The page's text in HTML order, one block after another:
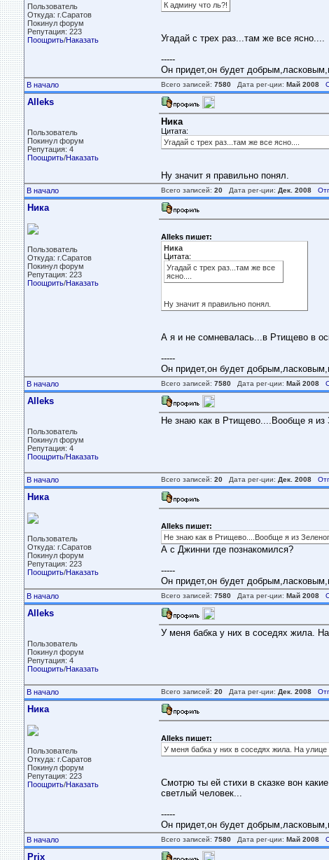
Пользователь
Откуда: г.Саратов
Покинул форум
Репутация: 223
Поощрить/Наказать
К админу что ль?!
Угадай с трех раз...там же все ясно....
-----
Он придет,он будет
В начало Всего записей: 7580 Дата рег-ции: Май 2008
Alleks
Пользователь
Покинул форум
Репутация: 4
Поощрить/Наказать
Ника
Цитата:
Угадай с трех раз...там же все ясно....
Ну значит я правильно понял.
В начало Всего записей: 20 Дата рег-ции: Дек. 2008
Ника
Пользователь
Откуда: г.Саратов
Покинул форум
Репутация: 223
Поощрить/Наказать
Alleks пишет:
Ника
Цитата:
Угадай с трех раз...там же все
ясно....
Ну значит я правильно понял.
А я и не сомневалась...в Ртищево в
-----
Он придет,он будет
В начало Всего записей: 7580 Дата рег-ции: Май 2008
Alleks
Пользователь
Покинул форум
Репутация: 4
Поощрить/Наказать
Не знаю как в Ртищево....Вообще я из
В начало Всего записей: 20 Дата рег-ции: Дек. 2008
Ника
Пользователь
Откуда: г.Саратов
Покинул форум
Репутация: 223
Поощрить/Наказать
Alleks пишет:
Не знаю как в Ртищево....Вообще я из
А с Джинни где познакомился?
-----
Он придет,он будет
В начало Всего записей: 7580 Дата рег-ции: Май 2008
Alleks
Пользователь
Покинул форум
Репутация: 4
Поощрить/Наказать
У меня бабка у них в соседях жила.
В начало Всего записей: 20 Дата рег-ции: Дек. 2008
Ника
Пользователь
Откуда: г.Саратов
Покинул форум
Репутация: 223
Поощрить/Наказать
Alleks пишет:
У меня бабка у них в соседях жила. На улице
Смотрю ты ей стихи в сказке вон
светлый человек...
-----
Он придет,он будет
В начало Всего записей: 7580 Дата рег-ции: Май 2008
Prix